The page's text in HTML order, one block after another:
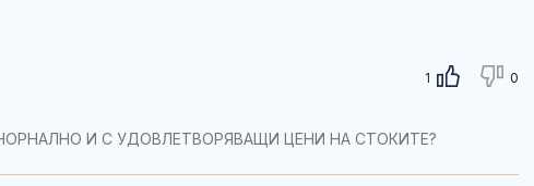
1 0
И С УДОВЛЕТВОРЯВАЩИ ЦЕНИ НА СТОКИТЕ?